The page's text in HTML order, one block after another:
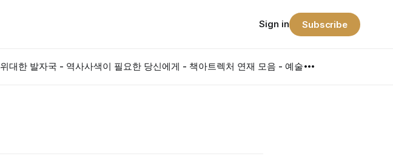
위대한 발자국 - 역사사색이 필요한 당신에게 - 책아트렉처 연재 모음 - 예술
Sign in Subscribe